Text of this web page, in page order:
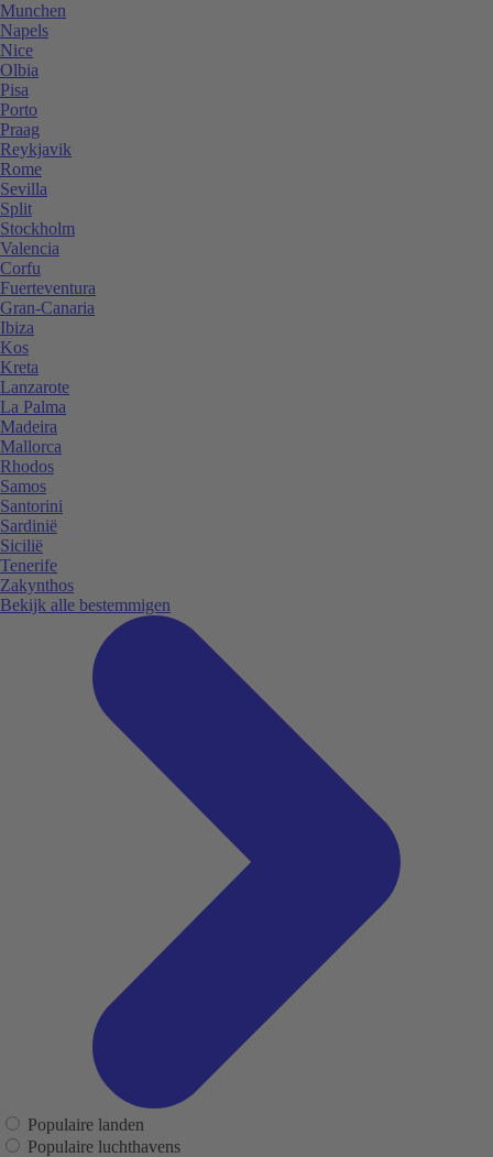
Munchen
Napels
Nice
Olbia
Pisa
Porto
Praag
Reykjavik
Rome
Sevilla
Split
Stockholm
Valencia
Corfu
Fuerteventura
Gran-Canaria
Ibiza
Kos
Kreta
Lanzarote
La Palma
Madeira
Mallorca
Rhodos
Samos
Santorini
Sardinië
Sicilië
Tenerife
Zakynthos
Bekijk alle bestemmigen
Populaire landen
Populaire luchthavens